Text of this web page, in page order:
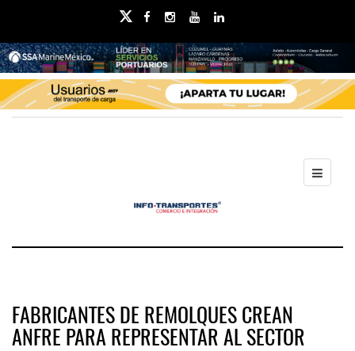
FABRICANTES DE REMOLQUES CREAN
ANFRE PARA REPRESENTAR AL SECTOR